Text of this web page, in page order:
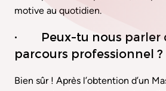
motive au quotidien.
· Peux-tu nous parler
parcours professionnel ?
Bien sûr ! Après l’obtention d’un